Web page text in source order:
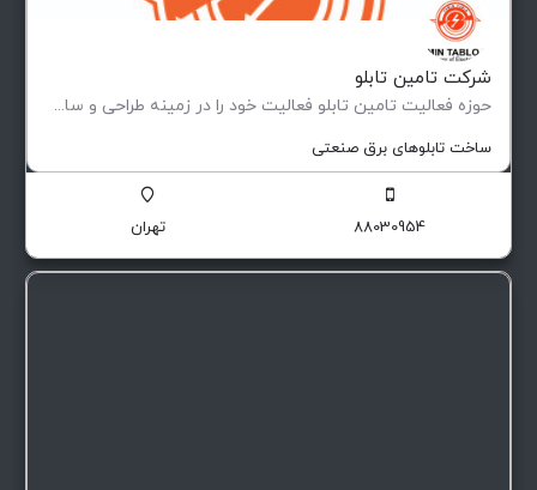
شرکت تامین تابلو
حوزه فعالیت تامین تابلو فعاليت خود را در زمينه طراحی و ساخت انواع تابلوهای فشار ضعيف و متوسط (فيكس و كشويی)…
ساخت تابلوهای برق صنعتی
88030954 تهران